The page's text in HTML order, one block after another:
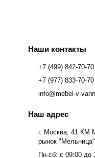
Наши контакты
+7 (499) 842-70-70
+7 (977) 833-70-70
info@mebel-v-
Наш адрес
г. Москва, 41 КМ
рынок
Пн-сб: с 09:00 до